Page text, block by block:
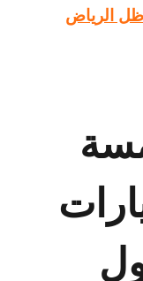
بشركة ظل الرياض